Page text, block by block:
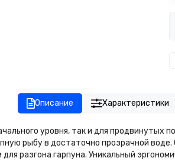
Описание Характеристики
уровня, так и для
рыбу в достаточно прозрачной
разгона гарпуна. Уникальный